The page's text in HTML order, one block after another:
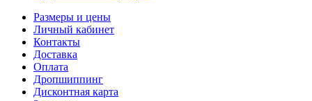
Размеры и цены
Личный кабинет
Контакты
Доставка
Оплата
Дропшиппинг
Дисконтная карта